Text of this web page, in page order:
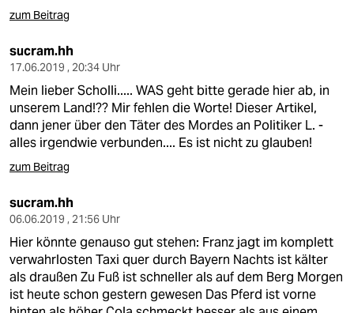
zum Beitrag
sucram.hh
17.06.2019 , 20:34 Uhr
Mein lieber Scholli..... WAS geht bitte gerade hier ab, in
unserem Land!?? Mir fehlen die Worte! Dieser Artikel,
dann jener über den Täter des Mordes an Politiker L. -
alles irgendwie verbunden.... Es ist nicht zu glauben!
zum Beitrag
sucram.hh
06.06.2019 , 21:56 Uhr
Hier könnte genauso gut stehen: Franz jagt im komplett
verwahrlosten Taxi quer durch Bayern Nachts ist kälter
als draußen Zu Fuß ist schneller als auf dem Berg Morgen
ist heute schon gestern gewesen Das Pferd ist vorne